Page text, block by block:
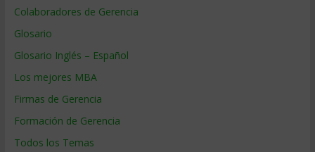
Colaboradores de Gerencia
Glosario
Glosario Inglés – Español
Los mejores MBA
Firmas de Gerencia
Formación de Gerencia
Todos los Temas